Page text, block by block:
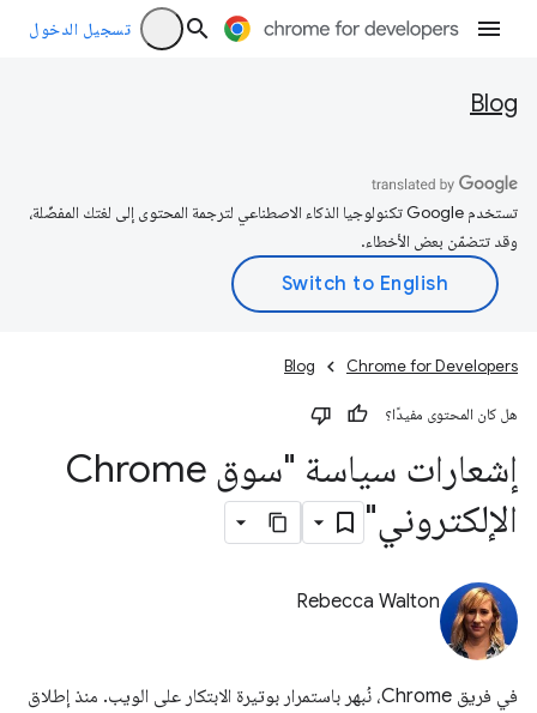
تسجيل الدخول
Blog
تستخدم Google تكنولوجيا الذكاء الاصطناعي لترجمة المحتوى إلى لغتك المفضّلة،
وقد تتضمّن بعض الأخطاء.
Chrome for Developers
Blog
هل كان المحتوى مفيدًا؟
إشعارات سياسة "سوق Chrome
الإلكتروني"
Rebecca Walton
في فريق Chrome، نُبهر باستمرار بوتيرة الابتكار على الويب. منذ إطلاق